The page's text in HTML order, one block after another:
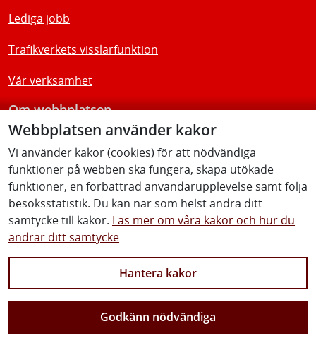
Webbplatsen använder kakor
Vi använder kakor (cookies) för att nödvändiga
funktioner på webben ska fungera, skapa utökade
funktioner, en förbättrad användarupplevelse samt följa
besöksstatistik. Du kan när som helst ändra ditt
samtycke till kakor. Läs mer om våra kakor och hur du
ändrar ditt samtycke
Hantera kakor
Godkänn nödvändiga
Lediga jobb
Trafikverkets visslarfunktion
Vår verksamhet
Om webbplatsen
Tillgänglighetsredogörelse
Följ oss
Facebook Youtube